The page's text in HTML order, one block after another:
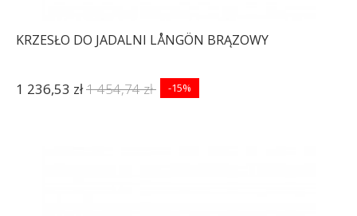
KRZESŁO DO JADALNI LÅNGÖN BRĄZOWY
1 236,53 zł1 454,74 zł -15%